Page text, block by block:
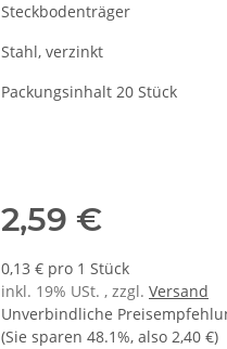
Steckbodenträger
Stahl, verzinkt
Packungsinhalt 20 Stück
2,59 €
0,13 € pro 1 Stück
inkl. 19% USt. , zzgl. Versand
Unverbindliche
(Sie sparen 48.1%, also 2,40 €)